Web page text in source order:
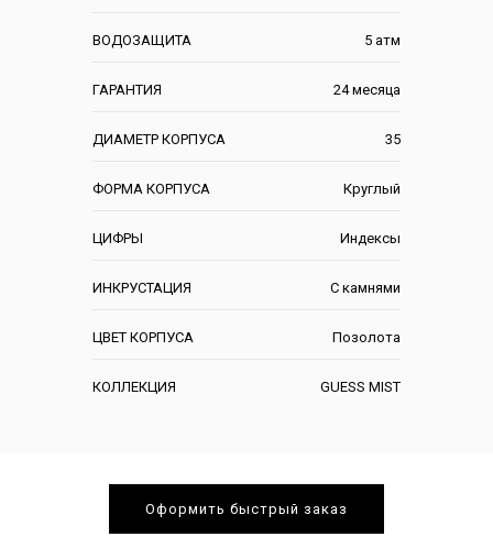
ВОДОЗАЩИТА 5 атм
ГАРАНТИЯ 24 месяца
ДИАМЕТР КОРПУСА 35
ФОРМА КОРПУСА Круглый
ЦИФРЫ Индексы
ИНКРУСТАЦИЯ С камнями
ЦВЕТ КОРПУСА Позолота
КОЛЛЕКЦИЯ GUESS MIST
Оформить быстрый заказ